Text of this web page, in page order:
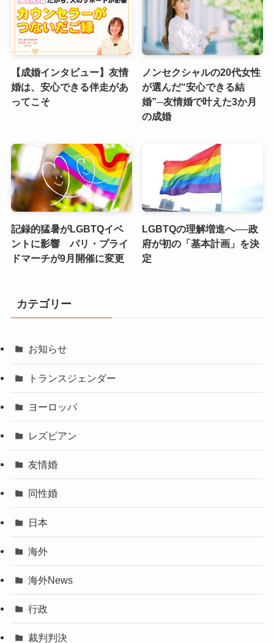
【成婚インタビュー】友情
婚は、安心できる伴走があ
ってこそ
ノンセクシャルの20代女性
が選んだ“安心できる結
婚”─友情婚で叶えた3か月
の成婚
記録的猛暑がLGBTQイベ
ントに影響 パリ・プライ
ドマーチが9月開催に変更
LGBTQの理解増進へ──政
府が初の「基本計画」を決
定
カテゴリー
お知らせ
トランスジェンダー
ヨーロッパ
レズビアン
友情婚
同性婚
日本
海外
海外News
行政
裁判判決